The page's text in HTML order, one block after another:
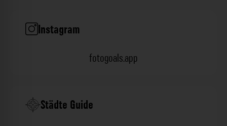
Instagram
fotogoals.app
Städte Guide